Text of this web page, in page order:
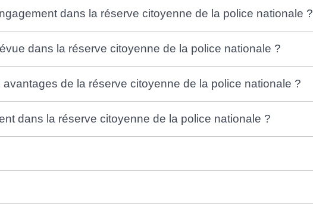
dans la réserve citoyenne de la police nationale ?
dans la réserve citoyenne de la police nationale ?
de la réserve citoyenne de la police nationale ?
dans la réserve citoyenne de la police nationale ?